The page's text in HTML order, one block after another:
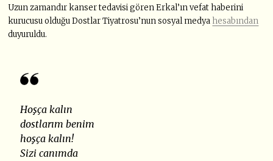
Uzun zamandır kanser tedavisi gören Erkal’ın vefat haberini
kurucusu olduğu Dostlar Tiyatrosu’nun sosyal medya hesabından
duyuruldu.
Hoşça kalın
dostlarım benim
hoşça kalın!
Sizi canımda